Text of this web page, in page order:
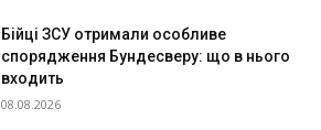
Бійці ЗСУ отримали особливе
спорядження Бундесверу: що в нього
входить
08.08.2026